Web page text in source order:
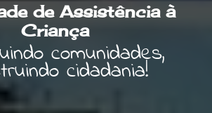
de Assistência à
Criança
comunidades,
cidadania!